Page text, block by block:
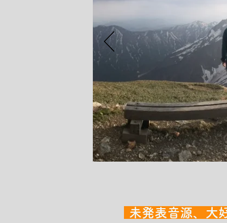
未発表音源、大